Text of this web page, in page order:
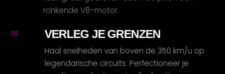
ronkende V8-motor.
02 VERLEG JE GRENZEN
Haal snelheden van boven de 350 km/u op
legendarische circuits. Perfectioneer je